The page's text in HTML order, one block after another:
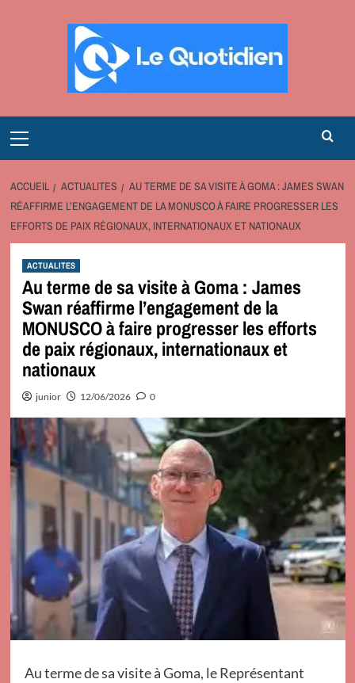
Menu
ACCUEIL ACTUALITES
AU TERME DE SA VISITE À GOMA : JAMES SWAN
RÉAFFIRME L’ENGAGEMENT DE LA MONUSCO À FAIRE PROGRESSER LES
EFFORTS DE PAIX RÉGIONAUX, INTERNATIONAUX ET NATIONAUX
ACTUALITES
Au terme de sa visite à Goma : James
Swan réaffirme l’engagement de la
MONUSCO à faire progresser les efforts
de paix régionaux, internationaux et
nationaux
junior 12/06/2026 0
Au terme de sa visite à Goma, le Représentant